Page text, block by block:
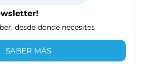
desde donde necesites
SABER MÁS